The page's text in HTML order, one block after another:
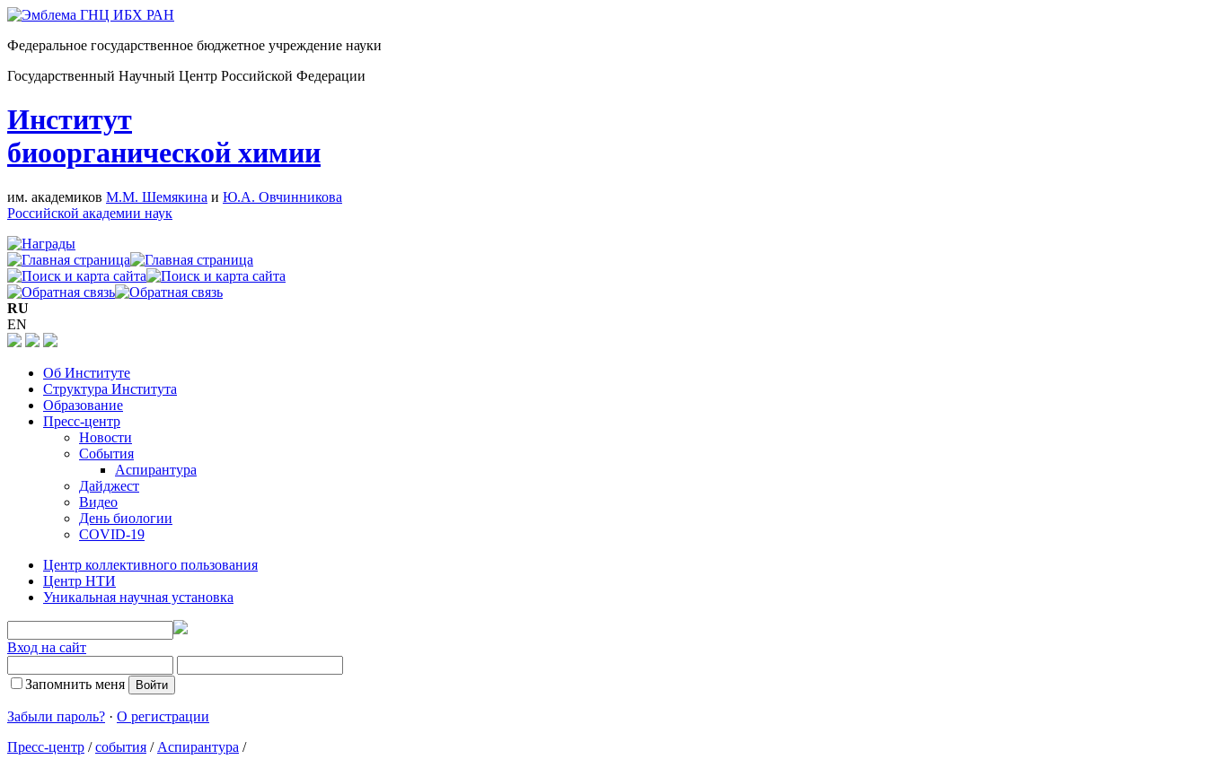
Федеральное государственное бюджетное учреждение науки
Государственный Научный Центр Российской Федерации
Институт
биоорганической химии
им. академиков М.М. Шемякина и Ю.А. Овчинникова
Российской академии наук
RU
EN
Об Институте
Структура Института
Образование
Пресс-центр
Новости
События
Аспирантура
Дайджест
Видео
День биологии
COVID-19
Центр коллективного пользования
Центр НТИ
Уникальная научная установка
Вход на сайт
Запомнить меня
Забыли пароль? · О регистрации
Пресс-центр /события / Аспирантура /